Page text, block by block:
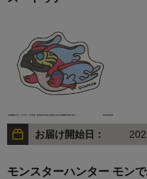
お届け開始日：
モンスターハンター モン